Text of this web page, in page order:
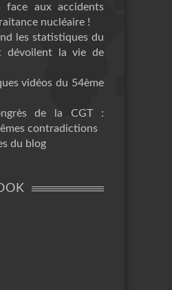
face aux accidents
nucléaire !
les statistiques du
dévoilent la vie de
vidéos du 54ème
de la CGT :
contradictions
du blog